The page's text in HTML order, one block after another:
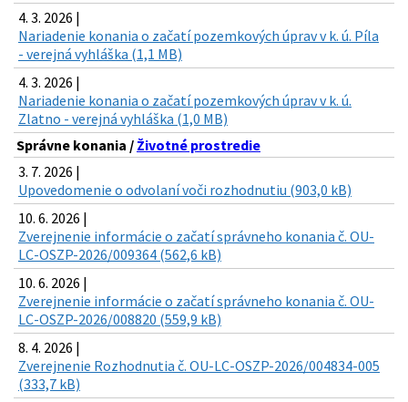
4. 3. 2026 |
Nariadenie konania o začatí pozemkových úprav v k. ú. Píla
- verejná vyhláška (1,1 MB)
4. 3. 2026 |
Nariadenie konania o začatí pozemkových úprav v k. ú.
Zlatno - verejná vyhláška (1,0 MB)
Správne konania / Životné prostredie
3. 7. 2026 |
Upovedomenie o odvolaní voči rozhodnutiu (903,0 kB)
10. 6. 2026 |
Zverejnenie informácie o začatí správneho konania č. OU-
LC-OSZP-2026/009364 (562,6 kB)
10. 6. 2026 |
Zverejnenie informácie o začatí správneho konania č. OU-
LC-OSZP-2026/008820 (559,9 kB)
8. 4. 2026 |
Zverejnenie Rozhodnutia č. OU-LC-OSZP-2026/004834-005
(333,7 kB)